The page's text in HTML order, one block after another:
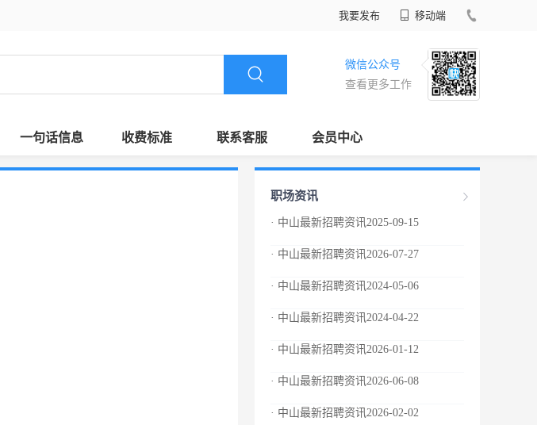
我要发布 移动端
微信公众号
查看更多工作
一句话信息 收费标准 联系客服 会员中心
职场资讯
· 中山最新招聘资讯2025-09-15
· 中山最新招聘资讯2026-07-27
· 中山最新招聘资讯2024-05-06
· 中山最新招聘资讯2024-04-22
· 中山最新招聘资讯2026-01-12
· 中山最新招聘资讯2026-06-08
· 中山最新招聘资讯2026-02-02